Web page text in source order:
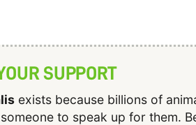
SUPPORT
exists because billions of
to speak up for them.